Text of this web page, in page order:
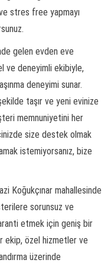
stres free yapmayı
gelen evden eve
ve deneyimli ekibiyle,
deneyimi sunar.
taşır ve yeni evinize
memnuniyetini her
size destek olmak
istemiyorsanız, bize
Koğukçınar mahallesinde
sorunsuz ve
etmek için geniş bir
ekip, özel hizmetler ve
üzerinde